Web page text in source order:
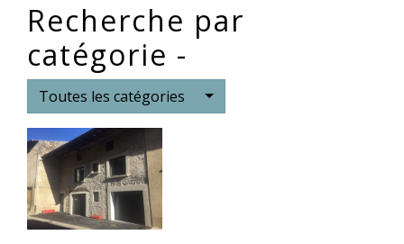
Recherche par
catégorie -
Toutes les catégories